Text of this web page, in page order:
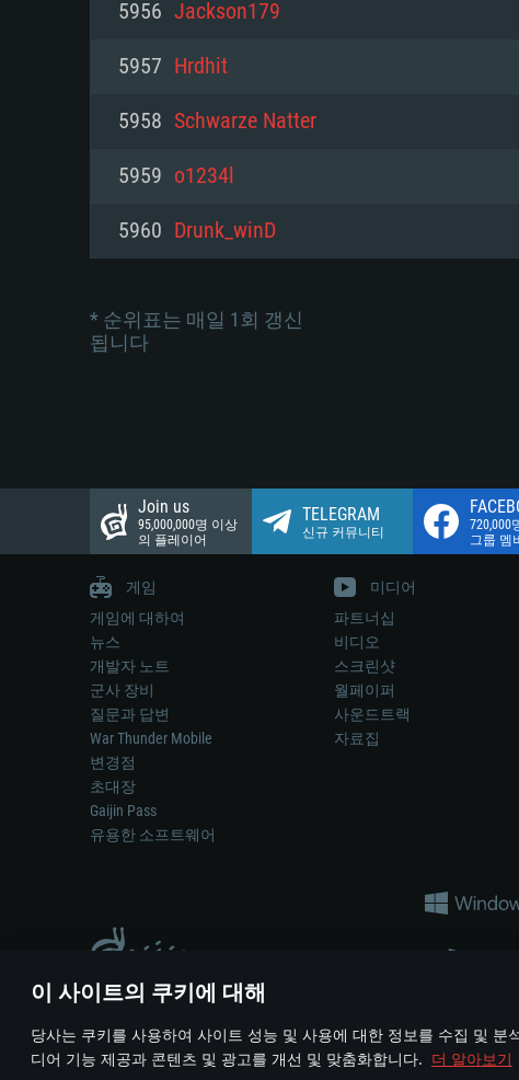
이 사이트의 쿠키에 대해
당사는 쿠키를 사용하여 사이트 성능 및 사용에 대한 정보를 수집 및 분
디어 기능 제공과 콘텐츠 및 광고를 개선 및 맞춤화합니다. 더 알아보기
해상도: 720p
네트워크: 브로드밴드 인터넷
여유 저장 공간: 22.1 GB (최소 클라
(Mac), 혹은 이와 비슷한 성능을
의 AMD/Nvidia. 최소 해상도: 720p
네트워크: 브로드밴드 인터넷
여유 저장 공간: 22.1 GB (최소 클라
와 동급의 성능을 가지며 최신 그
지원하는 AMD (6개월 미만; 최소
5956 Jackson179
5957 Hrdhit
5958 Schwarze Natter
5959 o1234l
5960 Drunk_winD
* 순위표는 매일 1회 갱신
됩니다
Join us
95,000,000명 이상
의 플레이어
TELEGRAM
신규 커뮤니티
720,000
그룹 멤
게임
게임에 대하여
뉴스
개발자 노트
군사 장비
질문과 답변
War Thunder Mobile
변경점
초대장
Gaijin Pass
유용한 소프트웨어
미디어
파트너십
비디오
스크린샷
월페이퍼
사운드트랙
자료집
게임 에서 어떠한 현실의 무기나 차량을 묘사하는 것은 무기 개
© 2011—2026 Gaijin Games Kft. All trademarks, logos and brand
이용 약관 이용 약관